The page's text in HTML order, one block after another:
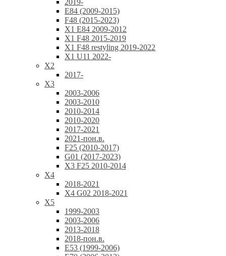
2019-
E84 (2009-2015)
F48 (2015-2023)
X1 E84 2009-2012
X1 F48 2015-2019
X1 F48 restyling 2019-2022
X1 U11 2022-
X2
2017-
X3
2003-2006
2003-2010
2010-2014
2010-2020
2017-2021
2021-пон.в.
F25 (2010-2017)
G01 (2017-2023)
X3 F25 2010-2014
X4
2018-2021
X4 G02 2018-2021
X5
1999-2003
2003-2006
2013-2018
2018-пон.в.
E53 (1999-2006)